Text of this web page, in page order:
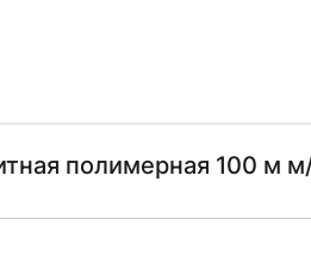
полимерная 100 м